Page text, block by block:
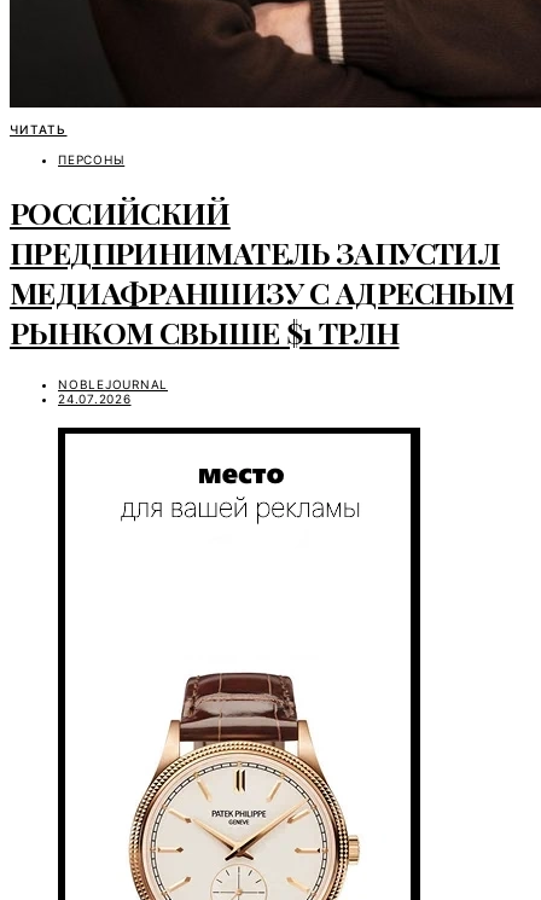
ЧИТАТЬ
ПЕРСОНЫ
РОССИЙСКИЙ
ПРЕДПРИНИМАТЕЛЬ ЗАПУСТИЛ
МЕДИАФРАНШИЗУ С АДРЕСНЫМ
РЫНКОМ СВЫШЕ $1 ТРЛН
NOBLEJOURNAL
24.07.2026